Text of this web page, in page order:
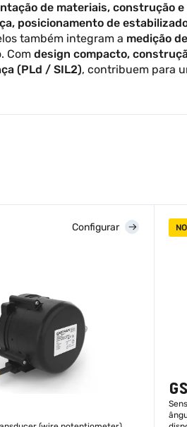
de materiais, construção
posicionamento de
também integram a medição
Com design compacto,
(PLd / SIL2), contribuem para
Configurar